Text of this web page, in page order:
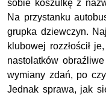
sobie koszulkę z
Na przystanku
grupka dziewczyn.
klubowej rozzłościł
nastolatków
wymiany zdań, po
Jednak sprawa, jak